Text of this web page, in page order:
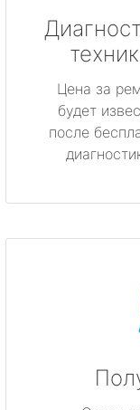
Цена за
будет
после